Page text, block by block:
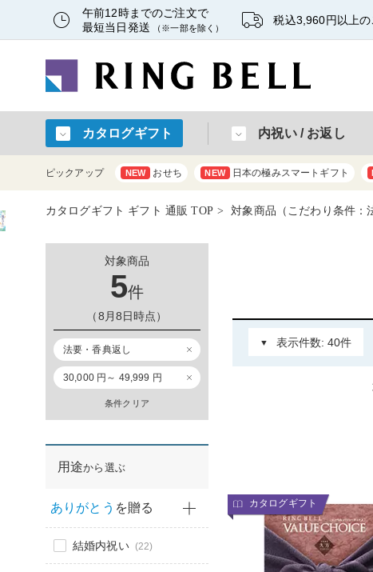
午前12時までのご注文で
最短当日発送
（※一部を除く）
税込3,960円以上
カタログギフト 内祝い / お返し
ピックアップ NEW おせち NEW 日本の極みスマートギフト
カタログギフト ギフト 通販 TOP 対象商品（こだわり条件：
対象商品
5件
（8月8日時点）
法要・香典返し
30,000 円～ 49,999 円
条件クリア
用途から選ぶ
ありがとう を贈る
結婚内祝い (22)
カタログギフト